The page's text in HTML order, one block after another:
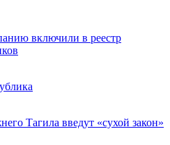
включили в реестр
Тагила введут «сухой закон»